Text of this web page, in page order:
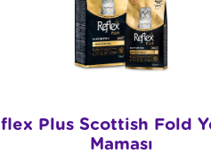
Plus Scottish Fold
Maması